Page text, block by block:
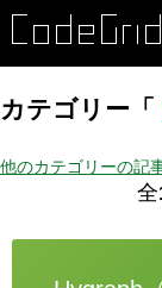
カテゴリー「
他のカテゴリーの記
全